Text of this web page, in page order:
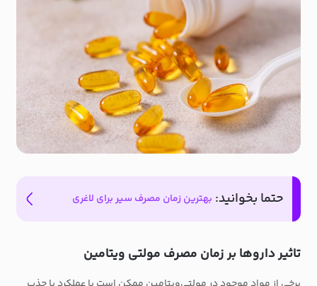
حتما بخوانید: بهترین زمان مصرف سیر برای لاغری
تاثیر داروها بر زمان مصرف مولتی ویتامین